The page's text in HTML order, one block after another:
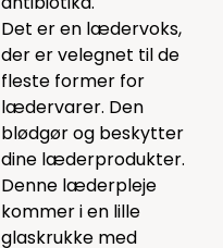
Det er en lædervoks,
der er velegnet til de
fleste former for
lædervarer. Den
blødgør og beskytter
dine læderprodukter.
Denne læderpleje
kommer i en lille
glaskrukke med